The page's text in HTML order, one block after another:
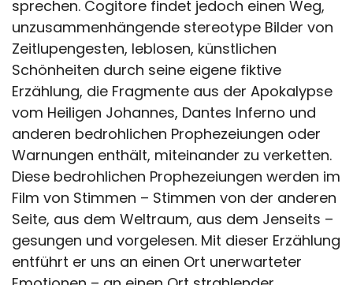
sprechen. Cogitore findet jedoch einen Weg,
unzusammenhängende stereotype Bilder von
Zeitlupengesten, leblosen, künstlichen
Schönheiten durch seine eigene fiktive
Erzählung, die Fragmente aus der Apokalypse
vom Heiligen Johannes, Dantes Inferno und
anderen bedrohlichen Prophezeiungen oder
Warnungen enthält, miteinander zu verketten.
Diese bedrohlichen Prophezeiungen werden im
Film von Stimmen – Stimmen von der anderen
Seite, aus dem Weltraum, aus dem Jenseits –
gesungen und vorgelesen. Mit dieser Erzählung
entführt er uns an einen Ort unerwarteter